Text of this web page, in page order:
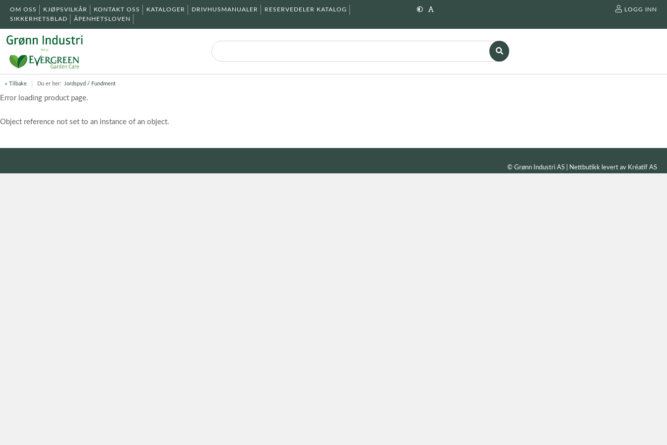
OM OSS KJØPSVILKÅR KONTAKT OSS KATALOGER DRIVHUSMANUALER
RESERVEDELER KATALOG
SIKKERHETSBLAD
ÅPENHETSLOVEN
LOGG INN
« Tilbake Du er her: Jordspyd / Fundment
Error loading product page.
Object reference not set to an instance of an object.
© Grønn Industri AS | Nettbutikk levert av Kréatif AS